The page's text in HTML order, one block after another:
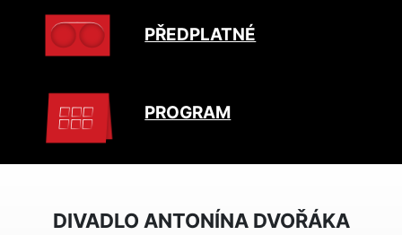
PŘEDPLATNÉ
PROGRAM
DIVADLO ANTONÍNA DVOŘÁKA